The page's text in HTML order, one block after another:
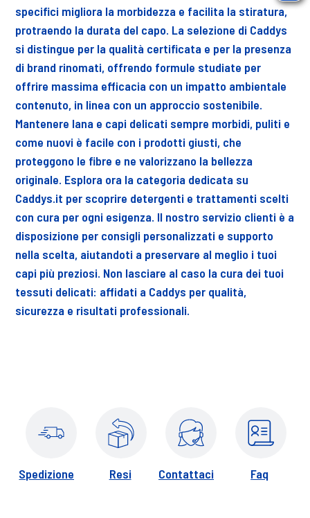
specifici migliora la morbidezza e facilita la stiratura,
protraendo la durata del capo. La selezione di Caddys
si distingue per la qualità certificata e per la presenza
di brand rinomati, offrendo formule studiate per
offrire massima efficacia con un impatto ambientale
contenuto, in linea con un approccio sostenibile.
Mantenere lana e capi delicati sempre morbidi, puliti e
come nuovi è facile con i prodotti giusti, che
proteggono le fibre e ne valorizzano la bellezza
originale. Esplora ora la categoria dedicata su
Caddys.it per scoprire detergenti e trattamenti scelti
con cura per ogni esigenza. Il nostro servizio clienti è a
disposizione per consigli personalizzati e supporto
nella scelta, aiutandoti a preservare al meglio i tuoi
capi più preziosi. Non lasciare al caso la cura dei tuoi
tessuti delicati: affidati a Caddys per qualità,
sicurezza e risultati professionali.
Spedizione Resi Contattaci Faq